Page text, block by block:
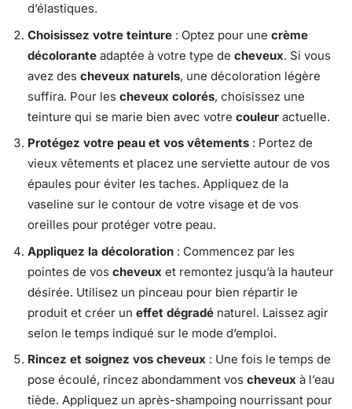
d’élastiques.
Choisissez votre teinture : Optez pour une crème
décolorante adaptée à votre type de cheveux. Si vous
avez des cheveux naturels, une décoloration légère
suffira. Pour les cheveux colorés, choisissez une
teinture qui se marie bien avec votre couleur actuelle.
Protégez votre peau et vos vêtements : Portez de
vieux vêtements et placez une serviette autour de vos
épaules pour éviter les taches. Appliquez de la
vaseline sur le contour de votre visage et de vos
oreilles pour protéger votre peau.
Appliquez la décoloration : Commencez par les
pointes de vos cheveux et remontez jusqu’à la hauteur
désirée. Utilisez un pinceau pour bien répartir le
produit et créer un effet dégradé naturel. Laissez agir
selon le temps indiqué sur le mode d’emploi.
Rincez et soignez vos cheveux : Une fois le temps de
pose écoulé, rincez abondamment vos cheveux à l’eau
tiède. Appliquez un après-shampoing nourrissant pour